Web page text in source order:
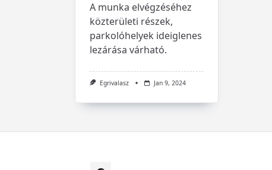
A munka elvégzéséhez
közterületi részek,
parkolóhelyek ideiglenes
lezárása várható.
Egrivalasz Jan 9, 2024